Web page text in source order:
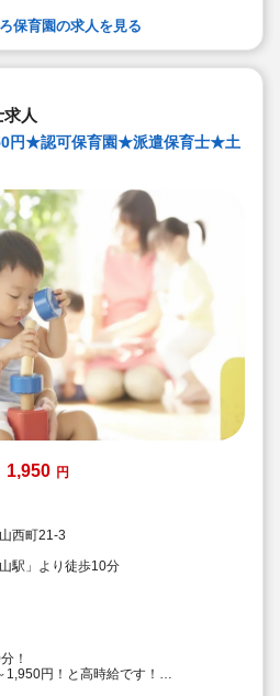
保育園の求人を見る
人
円★認可保育園★派遣保育士★土
1,950 円
西町21-3
駅」より徒歩10分
！
円！と高時給です！